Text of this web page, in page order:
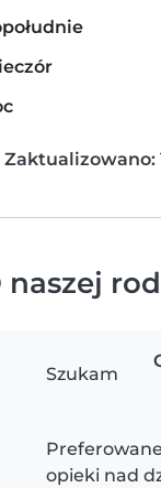
Zaktualizowano:
naszej
Szukam
opieki nad